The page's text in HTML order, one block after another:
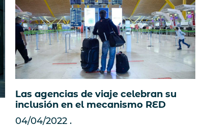
Las agencias de viaje celebran su
inclusión en el mecanismo RED
04/04/2022